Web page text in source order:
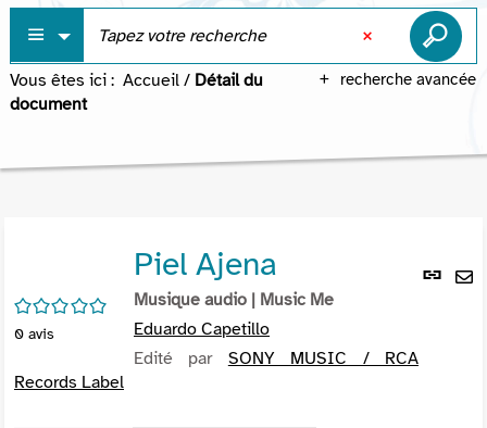
recherche avancée
Vous êtes ici : Accueil / Détail du
document
Lien
/5
0 avis
Piel Ajena
Musique audio | Music Me
Eduardo Capetillo
Edité par SONY MUSIC / RCA
Records Label